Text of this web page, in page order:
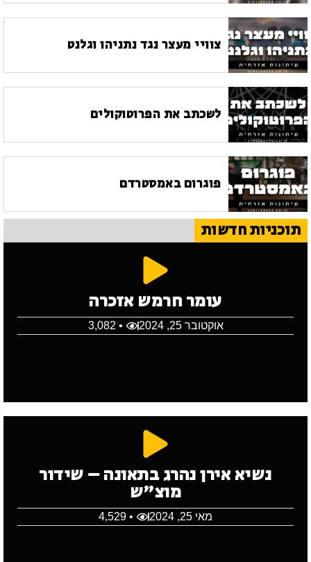
צוויי מעצר נגד נתניהו וגלנט
לשכתב את הפרוטוקולים
פוגרום באמסטרדם
תוכניות חדשות
עומר חרמש אזכרה
אוקטובר 25, 2024 • 3,082
נשיא אירן נהרג בתאונה – שידור
מוצ"ש
מאי 25, 2024 • 4,529